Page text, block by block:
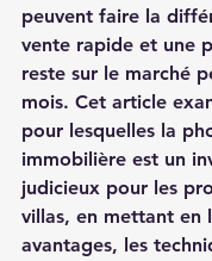
peuvent faire la
vente rapide et une
reste sur le marché
mois. Cet article
pour lesquelles la
immobilière est un
judicieux pour les
villas, en mettant en
avantages, les